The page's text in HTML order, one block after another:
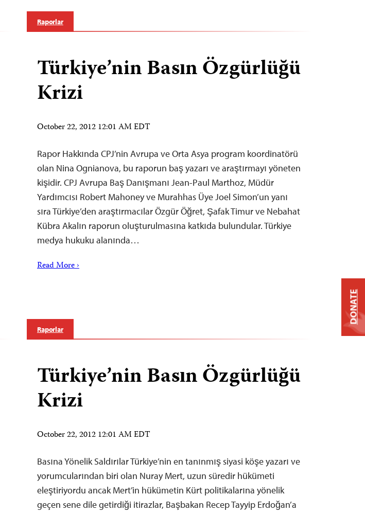
Raporlar
Türkiye’nin Basın Özgürlüğü
Krizi
October 22, 2012 12:01 AM EDT
Rapor Hakkında CPJ’nin Avrupa ve Orta Asya program koordinatörü
olan Nina Ognianova, bu raporun baş yazarı ve araştırmayı yöneten
kişidir. CPJ Avrupa Baş Danışmanı Jean-Paul Marthoz, Müdür
Yardımcısı Robert Mahoney ve Murahhas Üye Joel Simon’un yanı
sıra Türkiye’den araştırmacılar Özgür Öğret, Şafak Timur ve Nebahat
Kübra Akalın raporun oluşturulmasına katkıda bulundular. Türkiye
medya hukuku alanında…
Read More ›
Raporlar
Türkiye’nin Basın Özgürlüğü
Krizi
October 22, 2012 12:01 AM EDT
Basına Yönelik Saldırılar Türkiye’nin en tanınmış siyasi köşe yazarı ve
yorumcularından biri olan Nuray Mert, uzun süredir hükümeti
eleştiriyordu ancak Mert’in hükümetin Kürt politikalarına yönelik
geçen sene dile getirdiği itirazlar, Başbakan Recep Tayyip Erdoğan’a
DONATE